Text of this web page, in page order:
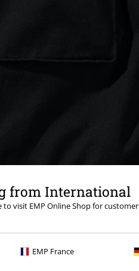
from International
to visit EMP Online Shop for
EMP France